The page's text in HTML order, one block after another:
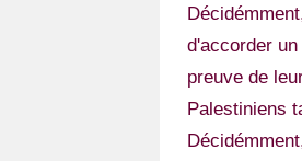
d'accorder
preuve de
Palestiniens